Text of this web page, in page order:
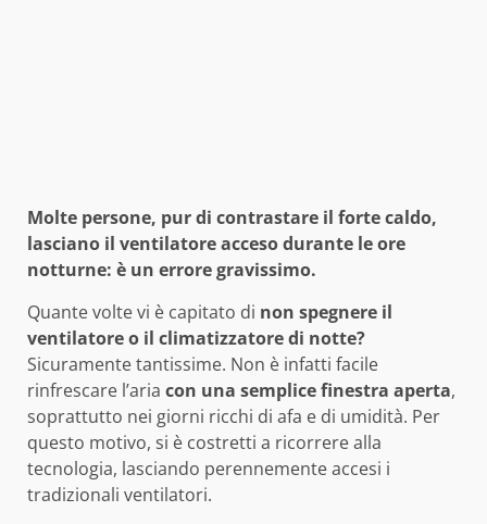
Molte persone, pur di contrastare il forte caldo,
lasciano il ventilatore acceso durante le ore
notturne: è un errore gravissimo.
Quante volte vi è capitato di non spegnere il
ventilatore o il climatizzatore di notte?
Sicuramente tantissime. Non è infatti facile
rinfrescare l’aria con una semplice finestra aperta,
soprattutto nei giorni ricchi di afa e di umidità. Per
questo motivo, si è costretti a ricorrere alla
tecnologia, lasciando perennemente accesi i
tradizionali ventilatori.